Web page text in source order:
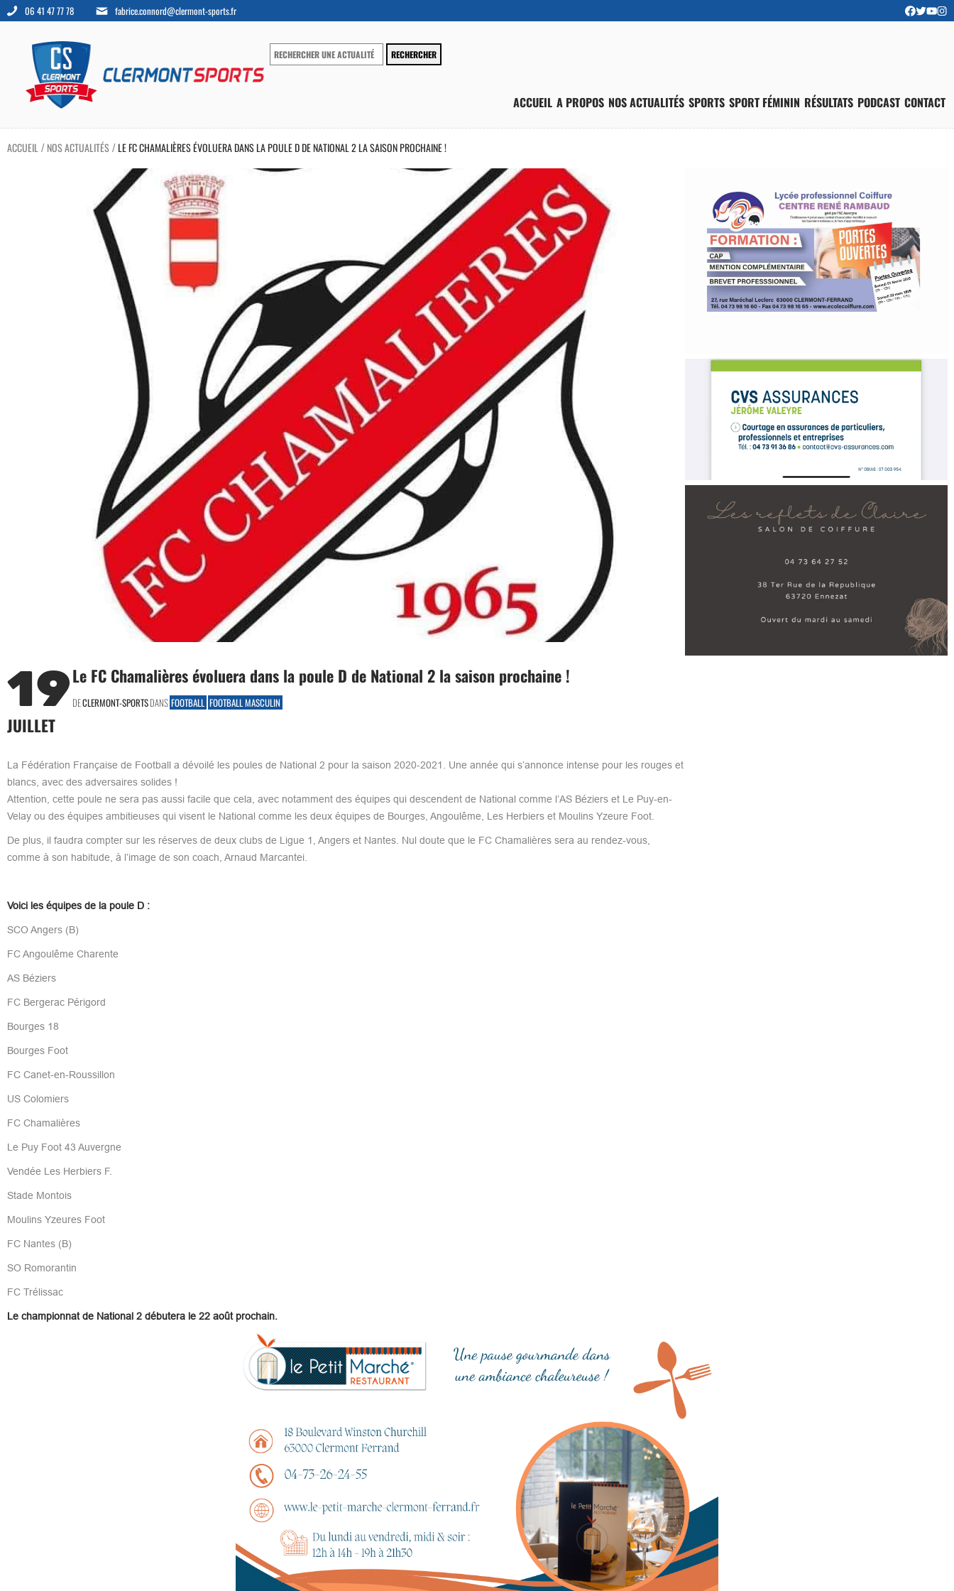
06 41 47 77 78 fabrice.connord@clermont-sports.fr
ACCUEIL A PROPOS NOS ACTUALITÉS SPORTS SPORT FÉMININ RÉSULTATS PODCAST CONTACT
ACCUEIL / NOS ACTUALITÉS/LE FC CHAMALIÈRES ÉVOLUERA DANS LA POULE D DE NATIONAL 2 LA SAISON PROCHAINE !
19
JUILLET
Le FC Chamalières évoluera dans la poule D de National 2 la saison prochaine !
DECLERMONT-SPORTSDANS FOOTBALL FOOTBALL MASCULIN
La Fédération Française de Football a dévoilé les poules de National 2 pour la saison 2020-2021. Une année qui s’annonce intense pour les rouges et
blancs, avec des adversaires solides !
Attention, cette poule ne sera pas aussi facile que cela, avec notamment des équipes qui descendent de National comme l’AS Béziers et Le Puy-en-
Velay ou des équipes ambitieuses qui visent le National comme les deux équipes de Bourges, Angoulême, Les Herbiers et Moulins Yzeure Foot.
De plus, il faudra compter sur les réserves de deux clubs de Ligue 1, Angers et Nantes. Nul doute que le FC Chamalières sera au rendez-vous,
comme à son habitude, à l’image de son coach, Arnaud Marcantei.
Voici les équipes de la poule D :
SCO Angers (B)
FC Angoulême Charente
AS Béziers
FC Bergerac Périgord
Bourges 18
Bourges Foot
FC Canet-en-Roussillon
US Colomiers
FC Chamalières
Le Puy Foot 43 Auvergne
Vendée Les Herbiers F.
Stade Montois
Moulins Yzeures Foot
FC Nantes (B)
SO Romorantin
FC Trélissac
Le championnat de National 2 débutera le 22 août prochain.